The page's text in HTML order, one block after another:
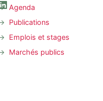
Agenda
Publications
Emplois et stages
Marchés publics